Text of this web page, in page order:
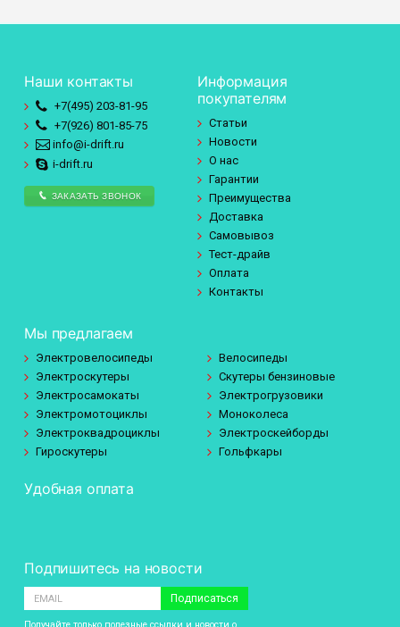
Наши контакты
+7(495) 203-81-95
+7(926) 801-85-75
info@i-drift.ru
i-drift.ru
ЗАКАЗАТЬ ЗВОНОК
Информация
покупателям
Статьи
Новости
О нас
Гарантии
Преимущества
Доставка
Самовывоз
Тест-драйв
Оплата
Контакты
Мы предлагаем
Электровелосипеды
Велосипеды
Электроскутеры
Скутеры бензиновые
Электросамокаты
Электрогрузовики
Электромотоциклы
Моноколеса
Электроквадроциклы
Электроскейборды
Гироскутеры
Гольфкары
Удобная оплата
Подпишитесь на новости
Подписаться
Получайте только полезные ссылки и новости о